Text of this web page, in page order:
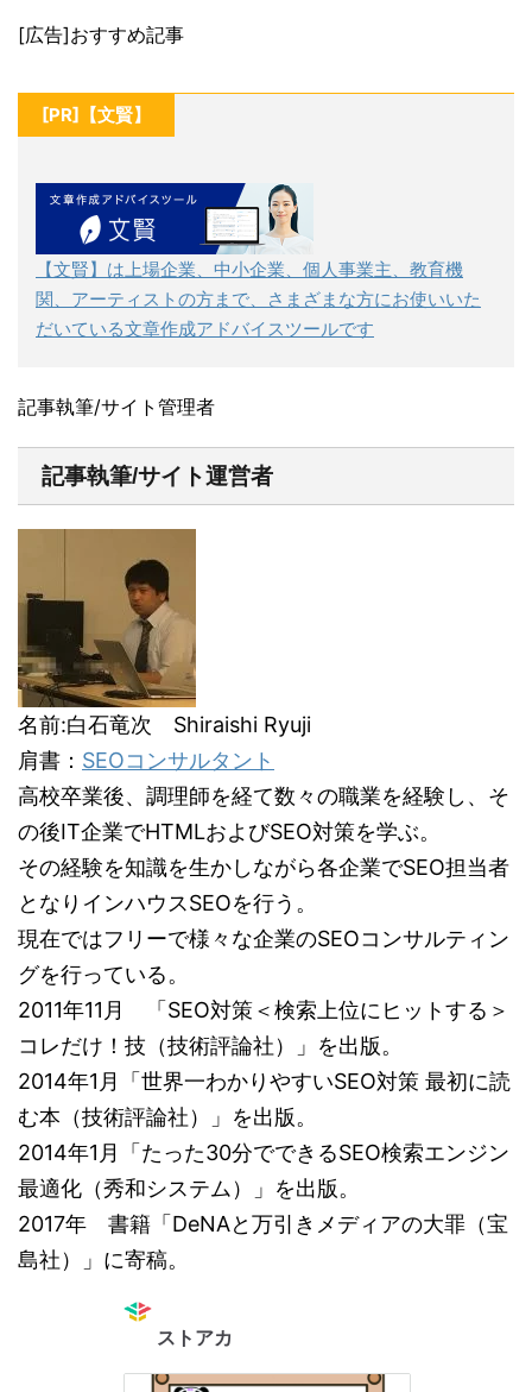
[広告]おすすめ記事
[PR]【文賢】
【文賢】は上場企業、中小企業、個人事業主、教育機
関、アーティストの方まで、さまざまな方にお使いいた
だいている文章作成アドバイスツールです
記事執筆/サイト管理者
記事執筆/サイト運営者
名前:白石竜次 Shiraishi Ryuji
肩書： SEOコンサルタント
高校卒業後、調理師を経て数々の職業を経験し、そ
の後IT企業でHTMLおよびSEO対策を学ぶ。
その経験を知識を生かしながら各企業でSEO担当者
となりインハウスSEOを行う。
現在ではフリーで様々な企業のSEOコンサルティン
グを行っている。
2011年11月 「SEO対策＜検索上位にヒットする＞
コレだけ！技（技術評論社）」を出版。
2014年1月「世界一わかりやすいSEO対策 最初に読
む本（技術評論社）」を出版。
2014年1月「たった30分でできるSEO検索エンジン
最適化（秀和システム）」を出版。
2017年 書籍「DeNAと万引きメディアの大罪（宝
島社）」に寄稿。
ストアカ